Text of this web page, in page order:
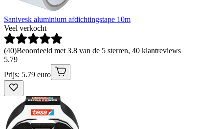
Sanivesk aluminium afdichtingstape 10m
Veel verkocht
(40)Beoordeeld met 3.8 van de 5 sterren, 40 klantreviews
5.79
Prijs: 5.79 euro